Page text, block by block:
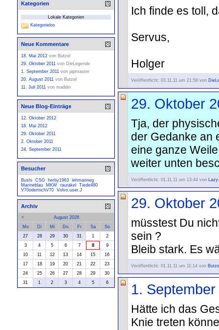
Ich finde es toll,
Servus,
Holger
Veröffentlicht: 03.11.11 um 21:58 von
29. Oktober
Tja, der
der Gedanke an
eine ganze
weiter unten
Veröffentlicht: 01.11.11 um 13:44 von
29. Oktober
müsstest Du
sein ?
Bleib stark. Es
Veröffentlicht: 01.11.11 um 11:14 von
1. September
Hätte ich das
Knie treten
Kategorien
Lokale Kategorien
Kategorielos
Neue Kommentare
18. Mai 2012 von Butzel
29. Oktober 2011 von DieLegende
1. September 2011 von japmaster
20. August 2011 von Butzel
11. Juli 2011 von maddin
Neue Blog-Einträge
12. Oktober 2012
18. Mai 2012
29. Oktober 2011
2. Oktober 2011
24. September 2011
Besucher
Bushi CSG herby1963
lehmanneg
Marineblau
MKW raurakel
Tiede480
V70odernichV70 Volvo.user.J
Archiv
<
August 2026
Mo
Di Mi Do Fr Sa
So
27
28 29 30 31 1
2
3
4 5 6 7 8
9
10
11 12 13 14 15
16
17
18 19 20 21 22
23
24
25 26 27 28 29
30
31
1 2 3 4 5 6